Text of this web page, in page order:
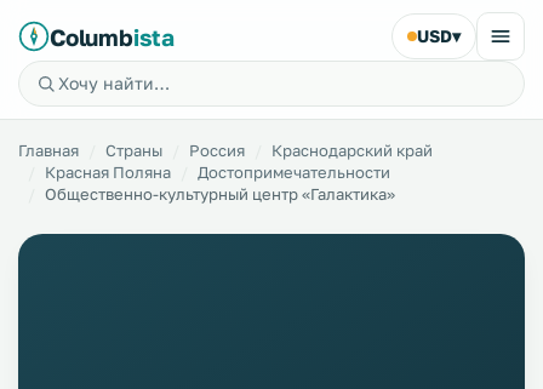
Columbista USD▾
Главная Страны Россия
Краснодарский край
Красная Поляна
Достопримечательности
Общественно-культурный центр «Галактика»